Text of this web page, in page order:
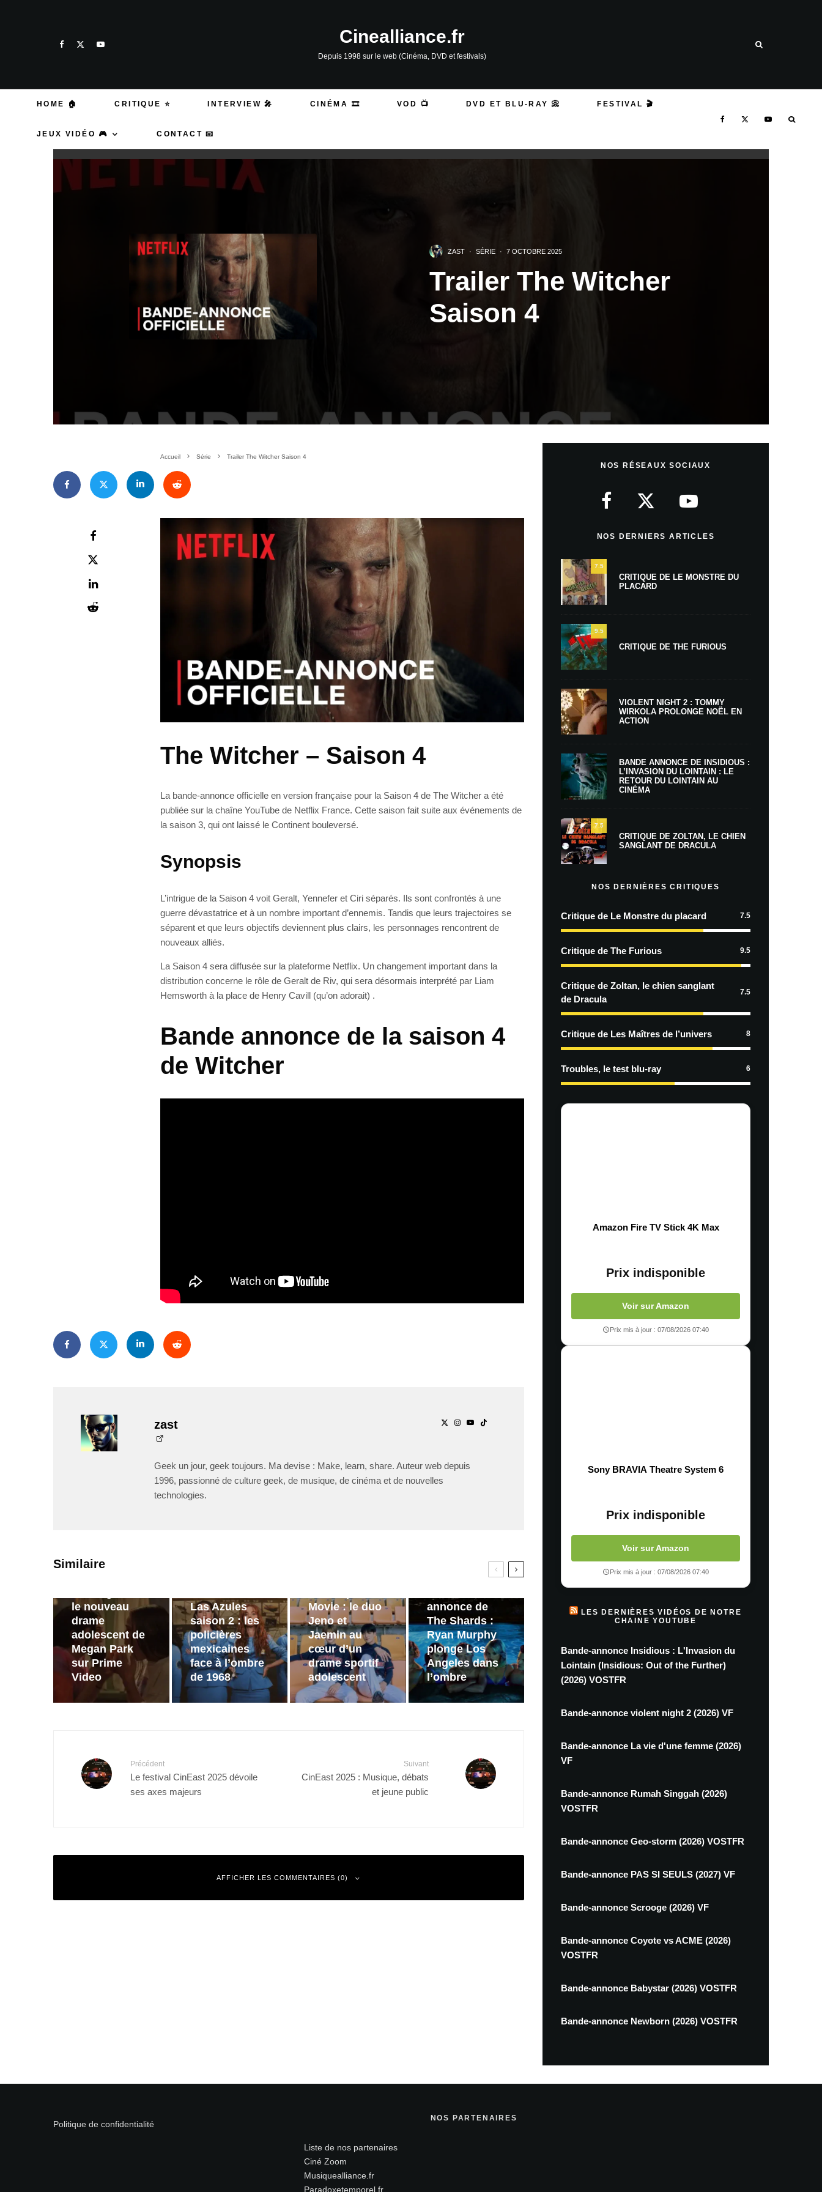
Cinealliance.fr
Depuis 1998 sur le web (Cinéma, DVD et festivals)
HOME 🏠 CRITIQUE ⭐ INTERVIEW 🎤 CINÉMA 🎞️ VOD 📺 DVD ET BLU-RAY 📀 FESTIVAL 🎬
JEUX VIDÉO 🎮 CONTACT 📧
ZAST · SÉRIE · 7 OCTOBRE 2025
Trailer The Witcher
Saison 4
Accueil Série Trailer The Witcher Saison 4
The Witcher – Saison 4
La bande-annonce officielle en version française pour la Saison 4 de The Witcher a été
publiée sur la chaîne YouTube de Netflix France. Cette saison fait suite aux événements de
la saison 3, qui ont laissé le Continent bouleversé.
Synopsis
L’intrigue de la Saison 4 voit Geralt, Yennefer et Ciri séparés. Ils sont confrontés à une
guerre dévastatrice et à un nombre important d’ennemis. Tandis que leurs trajectoires se
séparent et que leurs objectifs deviennent plus clairs, les personnages rencontrent de
nouveaux alliés.
La Saison 4 sera diffusée sur la plateforme Netflix. Un changement important dans la
distribution concerne le rôle de Geralt de Riv, qui sera désormais interprété par Liam
Hemsworth à la place de Henry Cavill (qu’on adorait) .
Bande annonce de la saison 4
de Witcher
zast
Geek un jour, geek toujours. Ma devise : Make, learn, share. Auteur web depuis
1996, passionné de culture geek, de musique, de cinéma et de nouvelles
technologies.
Similaire
Bande-
le nouveau
drame
adolescent de
Megan Park
sur Prime
Video
Las Azules
saison 2 : les
policières
mexicaines
face à l’ombre
de 1968
Movie : le duo
Jeno et
Jaemin au
cœur d’un
drame sportif
adolescent
annonce de
The Shards :
Ryan Murphy
plonge Los
Angeles dans
l’ombre
Précédent
Le festival CinEast 2025 dévoile
ses axes majeurs
Suivant
CinEast 2025 : Musique, débats
et jeune public
AFFICHER LES COMMENTAIRES (0)
NOS RÉSEAUX SOCIAUX
NOS DERNIERS ARTICLES
7.5
CRITIQUE DE LE MONSTRE DU
PLACARD
9.5
CRITIQUE DE THE FURIOUS
VIOLENT NIGHT 2 : TOMMY
WIRKOLA PROLONGE NOËL EN
ACTION
BANDE ANNONCE DE INSIDIOUS :
L’INVASION DU LOINTAIN : LE
RETOUR DU LOINTAIN AU
CINÉMA
7.5
CRITIQUE DE ZOLTAN, LE CHIEN
SANGLANT DE DRACULA
NOS DERNIÈRES CRITIQUES
Critique de Le Monstre du placard 7.5
Critique de The Furious 9.5
Critique de Zoltan, le chien sanglant
de Dracula
7.5
Critique de Les Maîtres de l’univers 8
Troubles, le test blu-ray 6
Amazon Fire TV Stick 4K Max
Prix indisponible
Voir sur Amazon
Prix mis à jour : 07/08/2026 07:40
Sony BRAVIA Theatre System 6
Prix indisponible
Voir sur Amazon
Prix mis à jour : 07/08/2026 07:40
LES DERNIÈRES VIDÉOS DE NOTRE
CHAINE YOUTUBE
Bande-annonce Insidious : L'Invasion du
Lointain (Insidious: Out of the Further)
(2026) VOSTFR
Bande-annonce violent night 2 (2026) VF
Bande-annonce La vie d'une femme (2026)
VF
Bande-annonce Rumah Singgah (2026)
VOSTFR
Bande-annonce Geo-storm (2026) VOSTFR
Bande-annonce PAS SI SEULS (2027) VF
Bande-annonce Scrooge (2026) VF
Bande-annonce Coyote vs ACME (2026)
VOSTFR
Bande-annonce Babystar (2026) VOSTFR
Bande-annonce Newborn (2026) VOSTFR
Politique de confidentialité
NOS PARTENAIRES
Liste de nos partenaires
Ciné Zoom
Musiquealliance.fr
Paradoxetemporel.fr